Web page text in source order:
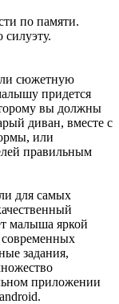
по памяти.
сюжетную
придется
вы должны
диван, вместе с
или
правильным
для самых
малыша яркой
задания,
приложении